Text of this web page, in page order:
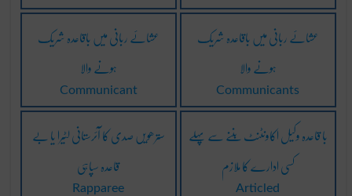
عشائے ربانی میں باقاعدہ شریک
ہونے والا
Communicant
عشائے ربانی میں باقاعدہ شریک
ہونے والا
Communicants
سترھویں صدی کا آئرستانی لٹیرا یا بے
قاعدہ سپاہی
Rapparee
با قاعدہ وکیل اکاونٹنٹ بننے سے پہلے
کسی ادارے کا ملازم
Articled